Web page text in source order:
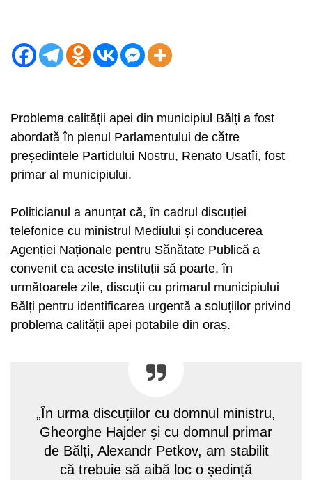
Problema calității apei din municipiul Bălți a fost
abordată în plenul Parlamentului de către
președintele Partidului Nostru, Renato Usatîi, fost
primar al municipiului.
Politicianul a anunțat că, în cadrul discuției
telefonice cu ministrul Mediului și conducerea
Agenției Naționale pentru Sănătate Publică a
convenit ca aceste instituții să poarte, în
următoarele zile, discuții cu primarul municipiului
Bălți pentru identificarea urgentă a soluțiilor privind
problema calității apei potabile din oraș.
„În urma discuțiilor cu domnul ministru,
Gheorghe Hajder și cu domnul primar
de Bălți, Alexandr Petkov, am stabilit
că trebuie să aibă loc o ședință